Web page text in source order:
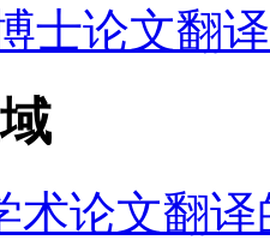
士论文翻译
术论文翻